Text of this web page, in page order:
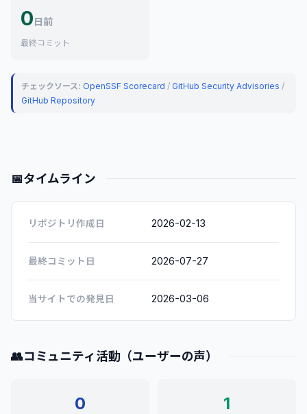
0日前
最終コミット
チェックソース: OpenSSF Scorecard / GitHub Security Advisories /
GitHub Repository
📅タイムライン
リポジトリ作成日 2026-02-13
最終コミット日 2026-07-27
当サイトでの発見日 2026-03-06
👥コミュニティ活動（ユーザーの声）
0 1